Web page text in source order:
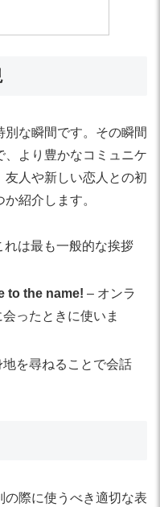
な瞬間です。その瞬間
、より豊かなコミュニケ
友人や新しい恋人との初
紹介します。
れは最も一般的な挨拶
to the name! – オンラ
ったときに使いま
地を尋ねることで会話
の際に使うべき適切な表